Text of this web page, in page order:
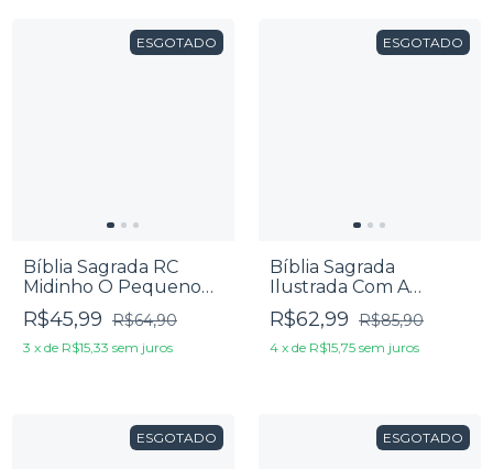
ESGOTADO
Bíblia Sagrada RC
Midinho O Pequeno
Missionário
R$45,99 R$64,90
3 x de R$15,33 sem juros
ESGOTADO
Bíblia Sagrada
Ilustrada Com A
Turma Do Smilinguido
NTLH
R$62,99 R$85,90
4 x de R$15,75 sem juros
ESGOTADO ESGOTADO